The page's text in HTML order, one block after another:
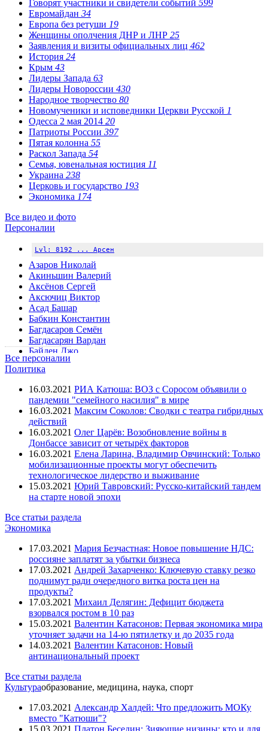
Говорят участники и свидетели событий 599
Евромайдан 34
Европа без ретуши 19
Женщины ополчения ДНР и ЛНР 25
Заявления и визиты официальных лиц 462
История 24
Крым 43
Лидеры Запада 63
Лидеры Новороссии 430
Народное творчество 80
Новомученики и исповедники Церкви Русской 1
Одесса 2 мая 2014 20
Патриоты России 397
Пятая колонна 55
Раскол Запада 54
Семья, ювенальная юстиция 11
Украина 238
Церковь и государство 193
Экономика 174
Все видео и фото
Персоналии
Lvl: 8192 ... Арсен
Азаров Николай
Акиньшин Валерий
Аксёнов Сергей
Аксючиц Виктор
Асад Башар
Бабкин Константин
Багдасаров Семён
Багдасарян Вардан
Байден Джо
Беднов Александр ("Бэтмен")
Безлер Игорь
Болдырев Юрий
Болотов Валерий
Борисов Бойко
Бородай Александр
Буренков Александр
Буркхальтер Дидье
Бэсеску Траян
Вассерман Анатолий
Венедиктов Алексей
Вертьянов Сергей
Витренко Наталья
Вучич Александр
Гелетей Валерий
Глазьев Сергей
Горбачёв Михаил
Греф Герман
Грибаускайте Даля
Губарев Павел
Гурьянов Антон
Дамаскин (Орловский) архимандрит
Де Маржери Кристоф
Делягин Михаил
Друзь Игорь
Дугин Александр
Евтушенков Владимир
Ельцин Борис
Жириновский Владимир
Жуковский Владислав
Захарченко Александр
Зеленский Владимир
Зурабов Михаил
Все персоналии
Политика
16.03.2021 РИА Катюша: ВОЗ с Соросом объявили о
пандемии "семейного насилия" в мире
16.03.2021 Максим Соколов: Сводки с театра гибридных
действий
16.03.2021 Олег Царёв: Возобновление войны в
Донбассе зависит от четырёх факторов
16.03.2021 Елена Ларина, Владимир Овчинский: Только
мобилизационные проекты могут обеспечить
технологическое лидерство и выживание
15.03.2021 Юрий Тавровский: Русско-китайский тандем
на старте новой эпохи
Все статьи раздела
Экономика
17.03.2021 Мария Безчастная: Новое повышение НДС:
россияне заплатят за убытки бизнеса
17.03.2021 Андрей Захарченко: Ключевую ставку резко
поднимут ради очередного витка роста цен на
продукты?
17.03.2021 Михаил Делягин: Дефицит бюджета
взорвался ростом в 10 раз
15.03.2021 Валентин Катасонов: Первая экономика мира
уточняет задачи на 14-ю пятилетку и до 2035 года
14.03.2021 Валентин Катасонов: Новый
антинациональный проект
Все статьи раздела
Культураобразование, медицина, наука, спорт
17.03.2021 Александр Халдей: Что предложить МОКу
вместо "Катюши"?
15.03.2021 Платон Беседин: Зияющие низины: кто и для